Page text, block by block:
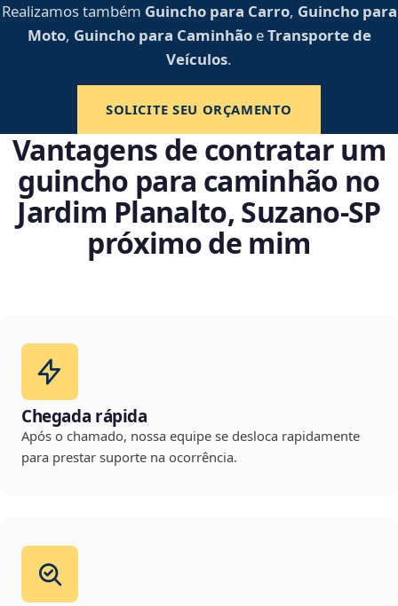
Realizamos também Guincho para Carro, Guincho para
Moto, Guincho para CaminhãoeTransporte de
Veículos.
SOLICITE SEU ORÇAMENTO
Vantagens de contratar um
guincho para caminhão no
Jardim Planalto, Suzano‑SP
próximo de mim
Chegada rápida
Após o chamado, nossa equipe se desloca rapidamente
para prestar suporte na ocorrência.